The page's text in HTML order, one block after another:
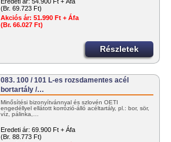
(Br. 69.723 Ft)
Akciós ár: 51.990 Ft + Áfa
(Br. 66.027 Ft)
Részletek
083. 100 / 101 L-es rozsdamentes acél
bortartály /…
Minősítési bizonyítvánnyal és szlovén OÉTI
engedéllyel ellátott korrózió-álló acéltartály, pl.: bor, sör,
víz, pálinka,…
Eredeti ár: 69.900 Ft + Áfa
(Br. 88.773 Ft)